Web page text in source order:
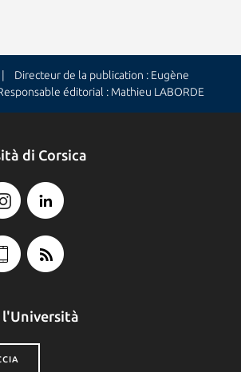
Directeur de la publication : Eugène
éditorial : Mathieu LABORDE
di Corsica